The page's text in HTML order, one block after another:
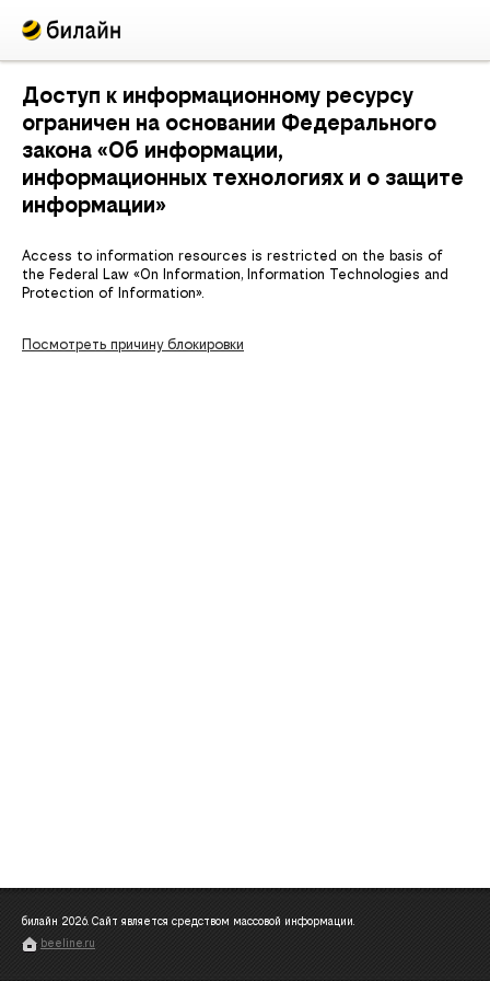
Доступ к информационному ресурсу
ограничен на основании Федерального
закона «Об информации,
информационных технологиях и о защите
информации»
Access to information resources is restricted on the basis of
the Federal Law «On Information, Information Technologies and
Protection of Information».
Посмотреть причину блокировки
билайн 2026. Сайт является средством массовой информации.
beeline.ru